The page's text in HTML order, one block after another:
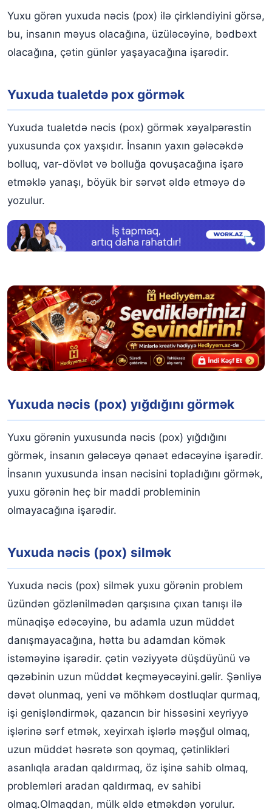
Yuxu görən yuxuda nəcis (pox) ilə çirkləndiyini görsə,
bu, insanın məyus olacağına, üzüləcəyinə, bədbəxt
olacağına, çətin günlər yaşayacağına işarədir.
Yuxuda tualetdə pox görmək
Yuxuda tualetdə nəcis (pox) görmək xəyalpərəstin
yuxusunda çox yaxşıdır. İnsanın yaxın gələcəkdə
bolluq, var-dövlət və bolluğa qovuşacağına işarə
etməklə yanaşı, böyük bir sərvət əldə etməyə də
yozulur.
Yuxuda nəcis (pox) yığdığını görmək
Yuxu görənin yuxusunda nəcis (pox) yığdığını
görmək, insanın gələcəyə qənaət edəcəyinə işarədir.
İnsanın yuxusunda insan nəcisini topladığını görmək,
yuxu görənin heç bir maddi probleminin
olmayacağına işarədir.
Yuxuda nəcis (pox) silmək
Yuxuda nəcis (pox) silmək yuxu görənin problem
üzündən gözlənilmədən qarşısına çıxan tanışı ilə
münaqişə edəcəyinə, bu adamla uzun müddət
danışmayacağına, hətta bu adamdan kömək
istəməyinə işarədir. çətin vəziyyətə düşdüyünü və
qəzəbinin uzun müddət keçməyəcəyini.gəlir. Şənliyə
dəvət olunmaq, yeni və möhkəm dostluqlar qurmaq,
işi genişləndirmək, qazancın bir hissəsini xeyriyyə
işlərinə sərf etmək, xeyirxah işlərlə məşğul olmaq,
uzun müddət həsrətə son qoymaq, çətinlikləri
asanlıqla aradan qaldırmaq, öz işinə sahib olmaq,
problemləri aradan qaldırmaq, ev sahibi
olmaq.Olmaqdan, mülk əldə etməkdən yorulur.